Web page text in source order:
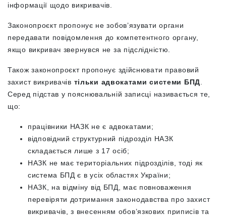
інформації щодо викривачів.
Законопроєкт пропонує не зобов’язувати органи
передавати повідомлення до компетентного органу,
якщо викривач звернувся не за підслідністю.
Також законопроєкт пропонує здійснювати правовий
захист викривачів тільки адвокатами системи БПД
Серед підстав у пояснювальній записці називається те,
що:
працівники НАЗК не є адвокатами;
відповідний структурний підрозділ НАЗК
складається лише з 17 осіб;
НАЗК не має територіальних підрозділів, тоді як
система БПД є в усіх областях України;
НАЗК, на відміну від БПД, має повноваження
перевіряти дотримання законодавства про захист
викривачів, з внесенням обов’язкових приписів та